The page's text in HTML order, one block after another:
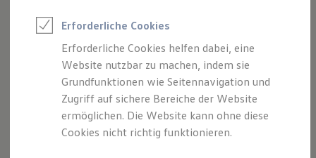
Digitaler Marktplatz
Kauf & Finanzierung
Online-Fahrzeugbewertung
Aktionen & Angebote
E-Auto-Förderung
Für Privatkunden
Für Gewerbekunden
Profi Paket
TopDeal
Impressum
Datenschutzerklärung
Impressum
Erforderliche Cookies
Erforderliche Cookies helfen dabei, eine
Website nutzbar zu machen, indem sie
Grundfunktionen wie Seitennavigation und
Zugriff auf sichere Bereiche der Website
ermöglichen. Die Website kann ohne diese
Cookies nicht richtig funktionieren.